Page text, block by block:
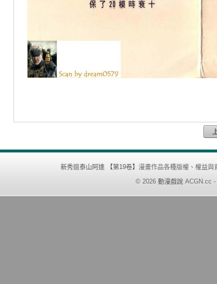
新秀逗泰山阿達 【第19卷】漫畫作品各種版權、權益與
© 2026 動漫戲說 ACGN.cc